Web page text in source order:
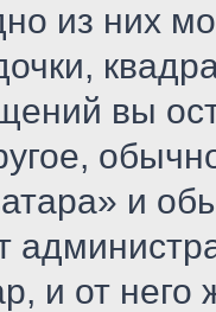
из них
вы
и
и от него